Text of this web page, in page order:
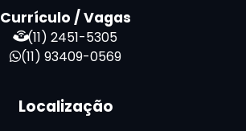
Currículo / Vagas
(11) 2451-5305
(11) 93409-0569
Localização